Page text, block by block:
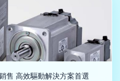
售 高效驅動解決方案首選